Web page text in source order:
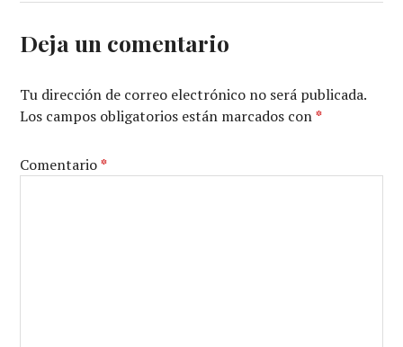
Deja un comentario
Tu dirección de correo electrónico no será publicada.
Los campos obligatorios están marcados con*
Comentario*